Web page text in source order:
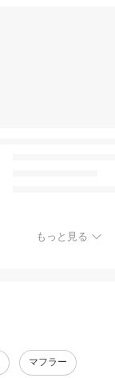
もっと見る
マフラー